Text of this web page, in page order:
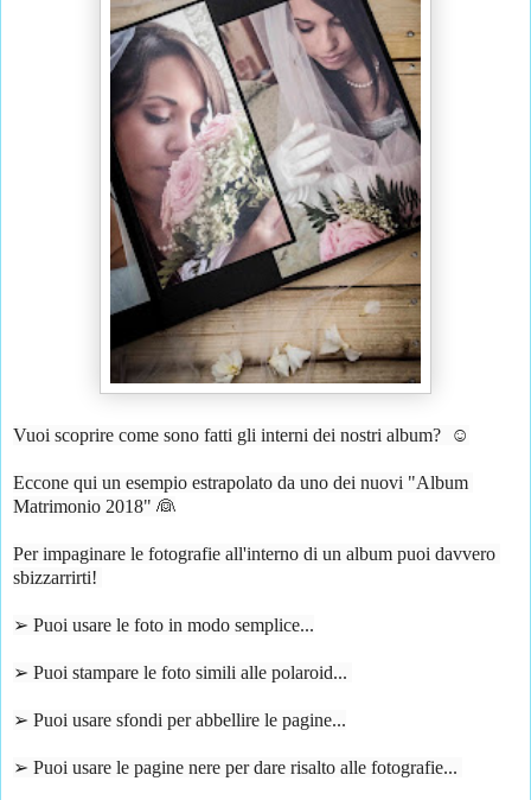
Vuoi scoprire come sono fatti gli interni dei nostri album?  ☺️
Eccone qui un esempio estrapolato da uno dei nuovi "Album
Matrimonio 2018" 👰
Per impaginare le fotografie all'interno di un album puoi davvero
sbizzarrirti!
➢ Puoi usare le foto in modo semplice...
➢ Puoi stampare le foto simili alle polaroid...
➢ Puoi usare sfondi per abbellire le pagine...
➢ Puoi usare le pagine nere per dare risalto alle fotografie...